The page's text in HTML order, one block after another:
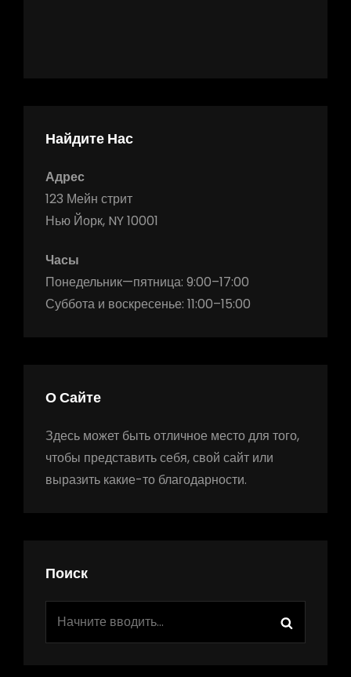
Найдите Нас
Адрес
123 Мейн стрит
Нью Йорк, NY 10001
Часы
Понедельник—пятница: 9:00–17:00
Суббота и воскресенье: 11:00–15:00
О Сайте
Здесь может быть отличное место для того,
чтобы представить себя, свой сайт или
выразить какие-то благодарности.
Поиск